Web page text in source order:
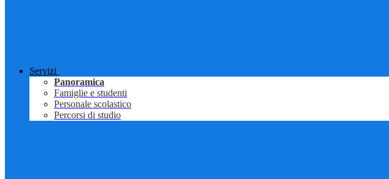
Servizi
Panoramica
Famiglie e studenti
Personale scolastico
Percorsi di studio